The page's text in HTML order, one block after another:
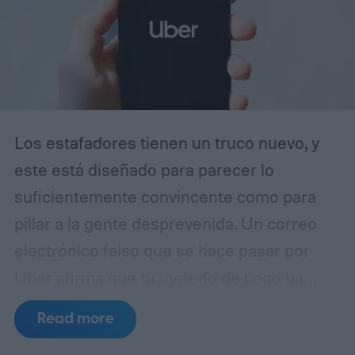
Los estafadores tienen un truco nuevo, y
este está diseñado para parecer lo
suficientemente convincente como para
pillar a la gente desprevenida. Un correo
caducado y te insta a actualizar tus datos
de facturación inmediatamente. A simple
Read more